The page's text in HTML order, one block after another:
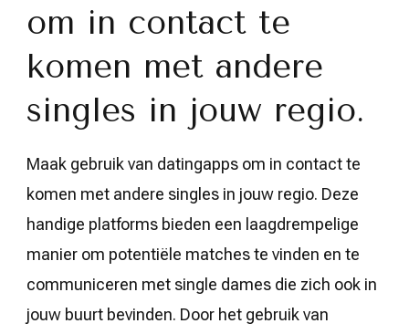
om in contact te
komen met andere
singles in jouw regio.
Maak gebruik van datingapps om in contact te
komen met andere singles in jouw regio. Deze
handige platforms bieden een laagdrempelige
manier om potentiële matches te vinden en te
communiceren met single dames die zich ook in
jouw buurt bevinden. Door het gebruik van